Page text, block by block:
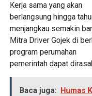
Kerja sama yang akan
berlangsung hingga
menjangkau semakin
Mitra Driver Gojek di
program perumahan
pemerintah dapat
Baca juga: Humas